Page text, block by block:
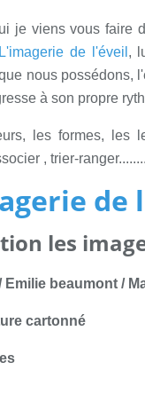
je viens vous faire
L'imagerie de l'éveil ,
nous possédons,
à son propre
les formes, les
, trier-
de
les
Emilie beaumont /
cartonné